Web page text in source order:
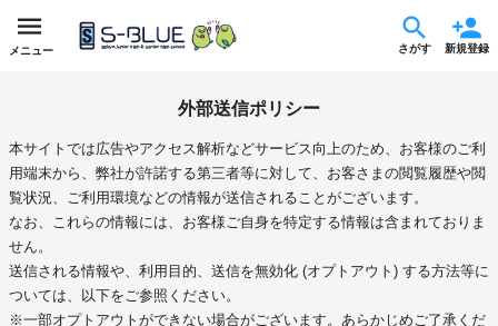
メニュー さがす 新規登録
外部送信ポリシー
本サイトでは広告やアクセス解析などサービス向上のため、お客様のご利
用端末から、弊社が許諾する第三者等に対して、お客さまの閲覧履歴や閲
覧状況、ご利用環境などの情報が送信されることがございます。
なお、これらの情報には、お客様ご自身を特定する情報は含まれておりま
せん。
送信される情報や、利用目的、送信を無効化 (オプトアウト) する方法等に
ついては、以下をご参照ください。
※一部オプトアウトができない場合がございます。あらかじめご了承くだ